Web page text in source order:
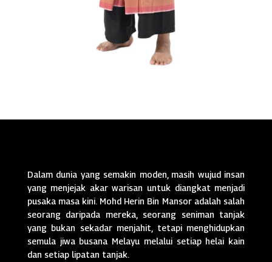
Dalam dunia yang semakin moden, masih wujud insan
yang menjejak akar warisan untuk diangkat menjadi
pusaka masa kini. Mohd Herin Bin Mansor adalah salah
seorang daripada mereka, seorang seniman tanjak
yang bukan sekadar menjahit, tetapi menghidupkan
semula jiwa busana Melayu melalui setiap helai kain
dan setiap lipatan tanjak.